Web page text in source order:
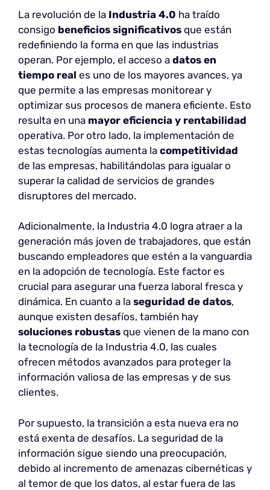
La revolución de la Industria 4.0 ha traído
consigo beneficios significativos que están
redefiniendo la forma en que las industrias
operan. Por ejemplo, el acceso a datos en
tiempo real es uno de los mayores avances, ya
que permite a las empresas monitorear y
optimizar sus procesos de manera eficiente. Esto
resulta en una mayor eficiencia y rentabilidad
operativa. Por otro lado, la implementación de
estas tecnologías aumenta la competitividad
de las empresas, habilitándolas para igualar o
superar la calidad de servicios de grandes
disruptores del mercado.
Adicionalmente, la Industria 4.0 logra atraer a la
generación más joven de trabajadores, que están
buscando empleadores que estén a la vanguardia
en la adopción de tecnología. Este factor es
crucial para asegurar una fuerza laboral fresca y
dinámica. En cuanto a la seguridad de datos,
aunque existen desafíos, también hay
soluciones robustas que vienen de la mano con
la tecnología de la Industria 4.0, las cuales
ofrecen métodos avanzados para proteger la
información valiosa de las empresas y de sus
clientes.
Por supuesto, la transición a esta nueva era no
está exenta de desafíos. La seguridad de la
información sigue siendo una preocupación,
debido al incremento de amenazas cibernéticas y
al temor de que los datos, al estar fuera de las